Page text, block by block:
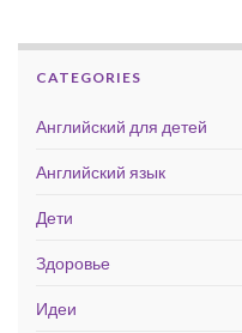
CATEGORIES
Английский для детей
Английский язык
Дети
Здоровье
Идеи